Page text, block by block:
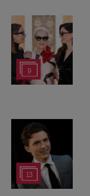
9
13